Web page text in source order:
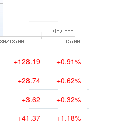
+128.19 +0.91%
+28.74 +0.62%
+3.62 +0.32%
+41.37 +1.18%